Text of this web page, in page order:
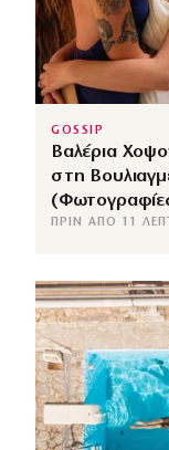
GOSSIP
Βαλέρια
στη
ΠΡΙΝ ΑΠΌ 11